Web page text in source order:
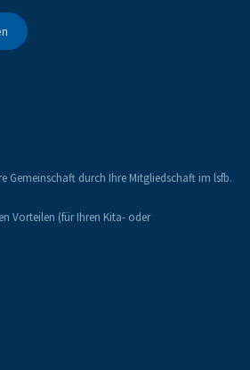
Gemeinschaft durch Ihre Mitgliedschaft im lsfb.
Vorteilen (für Ihren Kita- oder